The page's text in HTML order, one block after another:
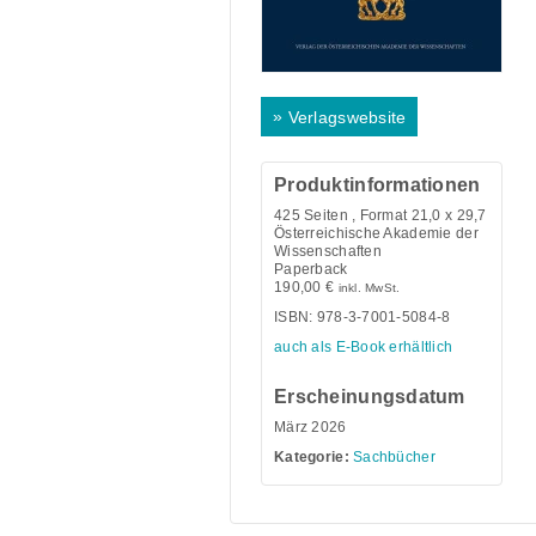
» Verlagswebsite
Produktinformationen
425 Seiten , Format 21,0 x 29,7
Österreichische Akademie der
Wissenschaften
Paperback
190,00 € inkl. MwSt.
ISBN: 978-3-7001-5084-8
auch als E-Book erhältlich
Erscheinungsdatum
März 2026
Kategorie: Sachbücher